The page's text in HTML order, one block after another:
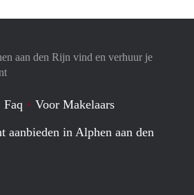
aan den Rijn vind en verhuur je
Faq
Voor Makelaars
aanbieden in Alphen aan den